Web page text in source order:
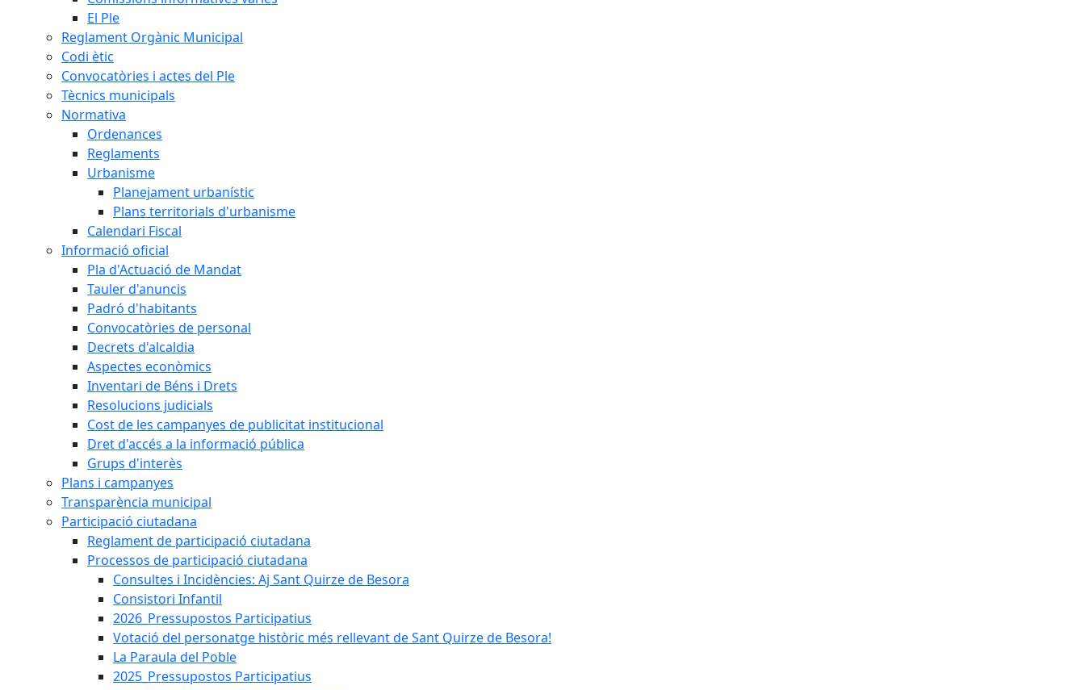
El Ple
Reglament Orgànic Municipal
Codi ètic
Convocatòries i actes del Ple
Tècnics municipals
Normativa
Ordenances
Reglaments
Urbanisme
Planejament urbanístic
Plans territorials d'urbanisme
Calendari Fiscal
Informació oficial
Pla d'Actuació de Mandat
Tauler d'anuncis
Padró d'habitants
Convocatòries de personal
Decrets d'alcaldia
Aspectes econòmics
Inventari de Béns i Drets
Resolucions judicials
Cost de les campanyes de publicitat institucional
Dret d'accés a la informació pública
Grups d'interès
Plans i campanyes
Transparència municipal
Participació ciutadana
Reglament de participació ciutadana
Processos de participació ciutadana
Consultes i Incidències: Aj Sant Quirze de Besora
Consistori Infantil
2026_Pressupostos Participatius
Votació del personatge històric més rellevant de Sant Quirze de Besora!
La Paraula del Poble
2025_Pressupostos Participatius